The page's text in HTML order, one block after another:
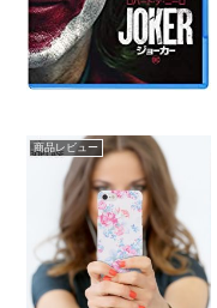
商品レビュー